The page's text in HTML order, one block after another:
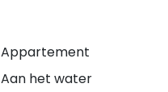
Appartement
Aan het water